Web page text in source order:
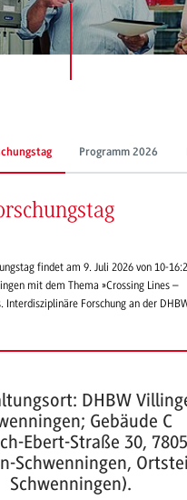
Programm 2026
findet am 9. Juli 2026 von 10-
mit dem Thema »Crossing Lines –
Interdisziplinäre Forschung an der
DHBW
Gebäude C
Ebert-Straße 30,
Schwenningen,
Schwenningen).